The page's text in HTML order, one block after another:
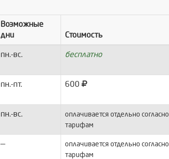
Возможные
дни
Стоимость
пн.-вс. бесплатно
пн.-пт. 600
пн.-вс.
оплачивается отдельно согласно
тарифам
—
оплачивается отдельно согласно
тарифам